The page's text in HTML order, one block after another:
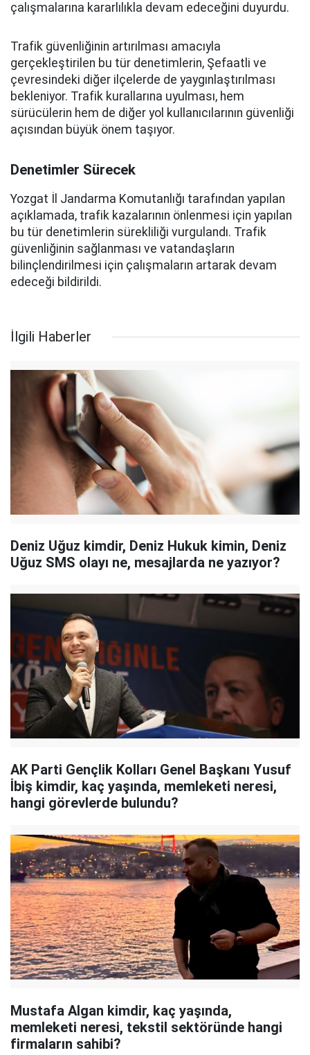
çalışmalarına kararlılıkla devam edeceğini duyurdu.
Trafik güvenliğinin artırılması amacıyla
gerçekleştirilen bu tür denetimlerin, Şefaatli ve
çevresindeki diğer ilçelerde de yaygınlaştırılması
bekleniyor. Trafik kurallarına uyulması, hem
sürücülerin hem de diğer yol kullanıcılarının güvenliği
açısından büyük önem taşıyor.
Denetimler Sürecek
Yozgat İl Jandarma Komutanlığı tarafından yapılan
açıklamada, trafik kazalarının önlenmesi için yapılan
bu tür denetimlerin sürekliliği vurgulandı. Trafik
güvenliğinin sağlanması ve vatandaşların
bilinçlendirilmesi için çalışmaların artarak devam
edeceği bildirildi.
İlgili Haberler
Deniz Uğuz kimdir, Deniz Hukuk kimin, Deniz
Uğuz SMS olayı ne, mesajlarda ne yazıyor?
AK Parti Gençlik Kolları Genel Başkanı Yusuf
İbiş kimdir, kaç yaşında, memleketi neresi,
hangi görevlerde bulundu?
Mustafa Algan kimdir, kaç yaşında,
memleketi neresi, tekstil sektöründe hangi
firmaların sahibi?